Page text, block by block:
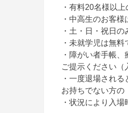
・有料20名様以
・中高生のお客
・土・日・祝日
・未就学児は無
・障がい者手帳
ご提示ください（
・一度退場され
お持ちでない方の
・状況により入